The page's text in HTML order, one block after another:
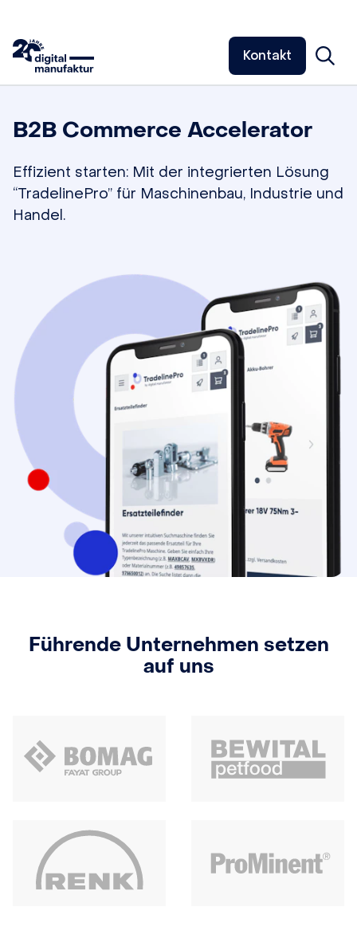
Kontakt
B2B Commerce Accelerator
Effizient starten: Mit der integrierten Lösung
“TradelinePro” für Maschinenbau, Industrie und
Handel.
Führende Unternehmen setzen
auf uns